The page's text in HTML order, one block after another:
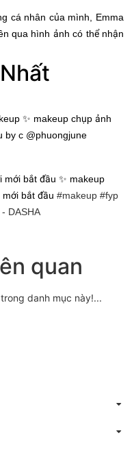
cá nhân của mình, Emma
qua hình ảnh có thể nhận
✨ makeup chụp ảnh
by c @phuongjune
mới bắt đầu ✨ makeup
bắt đầu #makeup #fyp
DASHA
quan
danh mục này!...